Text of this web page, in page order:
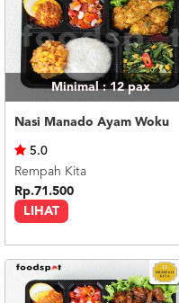
Minimal : 12pax
Nasi Manado Ayam Woku
LIHAT
5.0
Rempah Kita
Rp.71.500